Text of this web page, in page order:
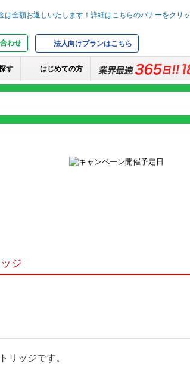
わせ 法人向けプランはこちら
す はじめての方
ジ
リッジです。